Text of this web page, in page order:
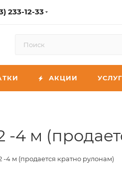
233-12-33
АКЦИИ
4 м
4 м (продается кратно рулонам)